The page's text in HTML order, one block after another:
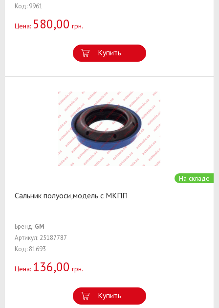
Код: 9961
Цена: 580,00 грн.
Купить
На складе
Сальник полуоси,модель с МКПП
Бренд: GM
Артикул: 25187787
Код: 81693
Цена: 136,00 грн.
Купить